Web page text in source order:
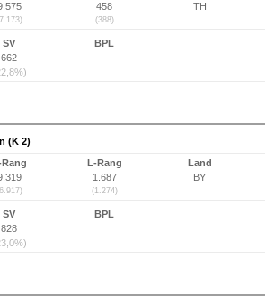
458
(388)
TH
SV
662
BPL
(K 2)
Rang
L-Rang
1.687
(1.274)
Land
BY
SV
828
BPL